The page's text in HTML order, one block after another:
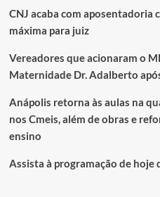
CNJ acaba com aposentadoria
máxima para juiz
Vereadores que acionaram o
Maternidade Dr. Adalberto
Anápolis retorna às aulas na
nos Cmeis, além de obras e
ensino
Assista à programação de hoje